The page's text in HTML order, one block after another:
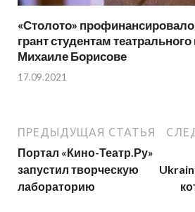
«Столото»
грант студентам
Михаиле Борисове
17.09.2021
ПРЕДЫДУЩАЯ СТАТЬЯ
Портал «Кино-Театр.Ру»
запустил творческую
лабораторию